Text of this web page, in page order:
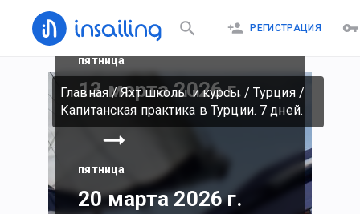
РЕГИСТРАЦИЯ
Главная/Яхт школы и курсы/ Турция/
Капитанская практика в Турции. 7 дней.
пятница
13 марта 2026 г.
пятница
20 марта 2026 г.